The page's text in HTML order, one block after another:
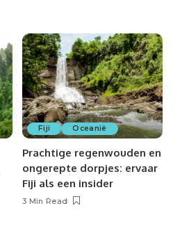
Fiji Oceanië
Prachtige regenwouden en
ongerepte dorpjes: ervaar
Fiji als een insider
3 Min Read